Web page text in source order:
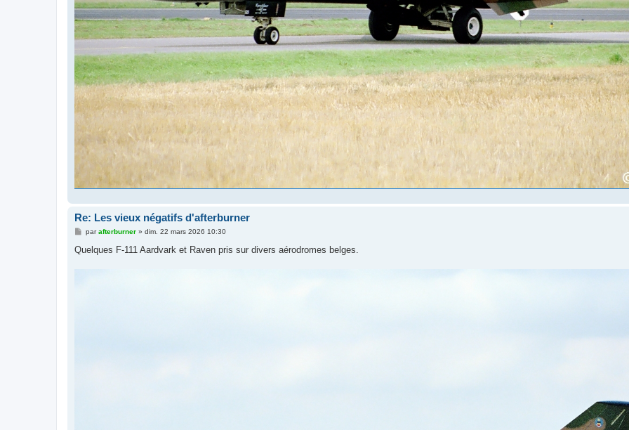
Re: Les vieux négatifs d'afterburner
M
s
parafterburner» dim. 22 mars 2026 10:30
Quelques F-111 Aardvark et Raven pris sur divers aérodromes belges.